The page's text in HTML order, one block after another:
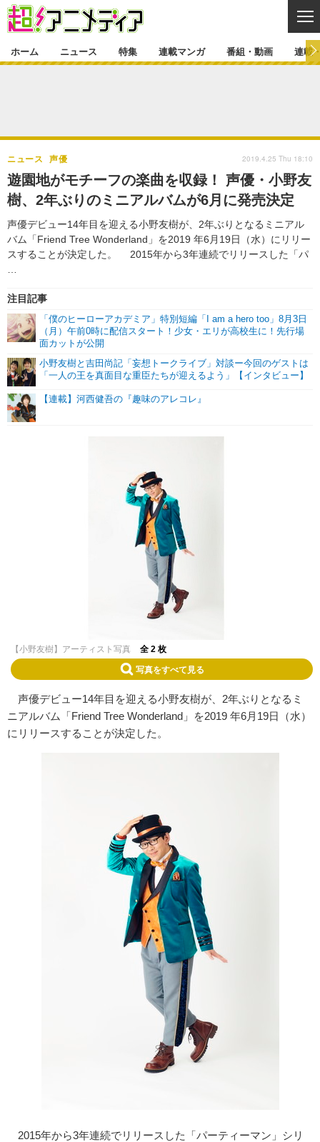
ゲーム・アプリ マンガ
グッズ イベント
声優 コスプレ
舞台 新帝スタ
特集一覧 カバー
ラキりす
連載マンガ
連載マンガ一覧 連載一覧
番組・動画
番組・動画一覧 ラジオ
動画
連載・ブログ
連載・ブログ一覧 コラム
編集部ブログ・お知らせ
ホーム ニュース 特集 連載マンガ 番組・動画 連載
遊園地がモチーフの楽曲を収録！ 声優・小野友
樹、2年ぶりのミニアルバムが6月に発売決定
声優デビュー14年目を迎える小野友樹が、2年ぶりとなるミニアル
バム「Friend Tree Wonderland」を2019 年6月19日（水）にリリー
スすることが決定した。 2015年から3年連続でリリースした「パ
ニュース 声優
注目記事
「僕のヒーローアカデミア」特別短編「I am a hero too」8月3日
（月）午前0時に配信スタート！少女・エリが高校生に！先行場
面カットが公開
小野友樹と吉田尚記「妄想トークライブ」対談ー今回のゲストは
「一人の王を真面目な重臣たちが迎えるよう」【インタビュー】
【連載】河西健吾の『趣味のアレコレ』
2019.4.25 Thu 18:10
【小野友樹】アーティスト写真 全 2 枚
写真をすべて見る
声優デビュー14年目を迎える小野友樹が、2年ぶりとなるミ
ニアルバム「Friend Tree Wonderland」を2019 年6月19日（水）
にリリースすることが決定した。
2015年から3年連続でリリースした「パーティーマン」シリ